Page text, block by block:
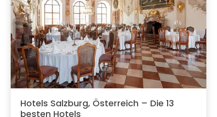
Hotels Salzburg, Österreich – Die 13
besten Hotels